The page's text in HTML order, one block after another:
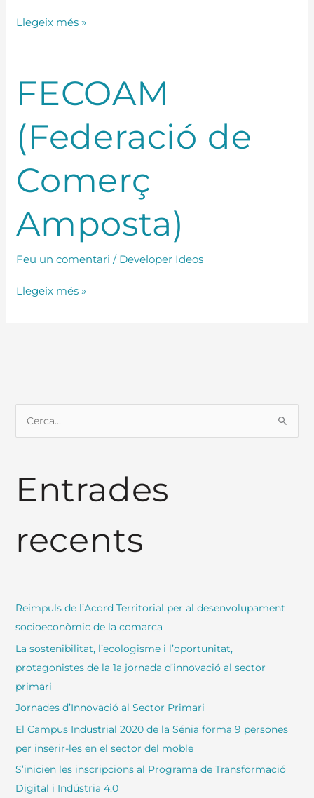
Llegeix més »
FECOAM
(Federació de
Comerç
Amposta)
Feu un comentari / Developer Ideos
FECOAM
(Federació
Comerç
Amposta)
Llegeix més »
c
aEntrades
recents
Reimpuls de l’Acord Territorial per al desenvolupament
socioeconòmic de la comarca
La sostenibilitat, l’ecologisme i l’oportunitat,
protagonistes de la 1a jornada d’innovació al sector
primari
Jornades d’Innovació al Sector Primari
El Campus Industrial 2020 de la Sénia forma 9 persones
per inserir-les en el sector del moble
S’inicien les inscripcions al Programa de Transformació
Digital i Indústria 4.0